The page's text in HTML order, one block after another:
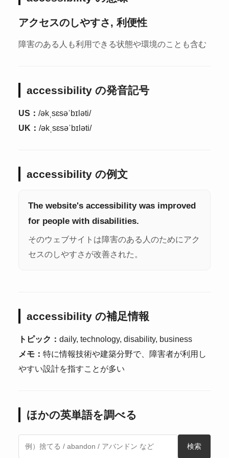
アクセスのしやすさ, 利便性
障害のある人も利用できる状態や環境のことも含む
accessibility の発音記号
US： /əkˌsɛsəˈbɪləti/
UK： /əkˌsɛsəˈbɪləti/
accessibility の例文
The website's accessibility was improved
for people with disabilities.
そのウェブサイトは障害のある人のためにアク
セスのしやすさが改善された。
accessibility の補足情報
トピック： daily, technology, disability, business
メモ： 特に情報技術や建築分野で、障害者が利用し
やすい設計を指すことが多い
ほかの英単語を調べる
検索